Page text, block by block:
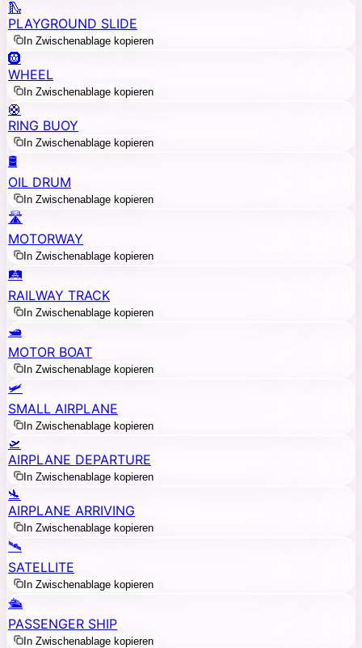
🛝
PLAYGROUND SLIDE
In Zwischenablage kopieren
🛞
WHEEL
In Zwischenablage kopieren
🛟
RING BUOY
In Zwischenablage kopieren
🛢️
OIL DRUM
In Zwischenablage kopieren
🛣️
MOTORWAY
In Zwischenablage kopieren
🛤️
RAILWAY TRACK
In Zwischenablage kopieren
🛥️
MOTOR BOAT
In Zwischenablage kopieren
🛩️
SMALL AIRPLANE
In Zwischenablage kopieren
🛫
AIRPLANE DEPARTURE
In Zwischenablage kopieren
🛬
AIRPLANE ARRIVING
In Zwischenablage kopieren
🛰️
SATELLITE
In Zwischenablage kopieren
🛳️
PASSENGER SHIP
In Zwischenablage kopieren